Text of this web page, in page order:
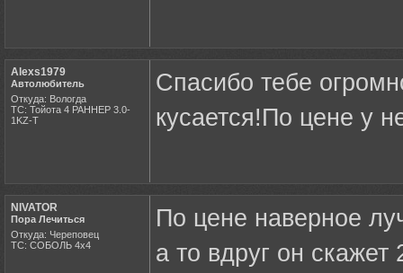
Alexs1979
Автолюбитель
Откуда: Вологда
ТС: Тойота 4 РАННЕР 3.0-
1KZ-T
Спасибо тебе
кусается!По цене у
NIVATOR
Пора Лечиться
Откуда: Череповец
ТС: СОБОЛЬ 4х4
По цене наверное
а то вдруг он